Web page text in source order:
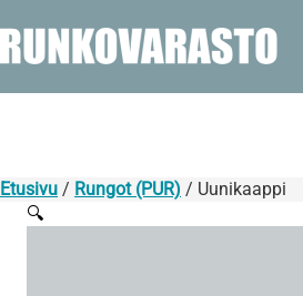
Etusivu / Rungot (PUR) / Uunikaappi
🔍